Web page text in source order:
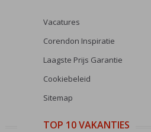
Vacatures
Corendon Inspiratie
Laagste Prijs Garantie
Cookiebeleid
Sitemap
TOP 10 VAKANTIES